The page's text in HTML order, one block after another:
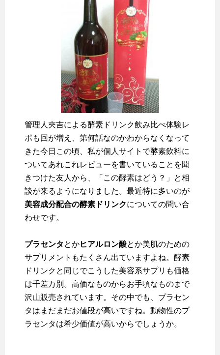
管理人夾吉による酵素ドリンク飲み比べ体験レ
ポも回が増え、第何話なのかわからなくなって
きた今日この頃、私が個人サイトで酵素飲料に
ついてあれこれレビューを書いていることを聞
きつけた友人から、「この酵素はどう？」と相
談が来るようになりました。最近特に多いのが
美容成分配合の酵素ドリンクについての問い合
わせです。
プラセンタ とかヒアルロン酸とか美肌のための
サプリメントもたくさん出ていますよね。酵素
ドリンクと同じでこうした美容系サプリも価格
は千差万別。高価なものからお手頃なものまで
沢山販売されています。その中でも、プラセン
タはまだまだお値段が高いですね。動物性のプ
ラセンタは希少価値が高いからでしょうか。